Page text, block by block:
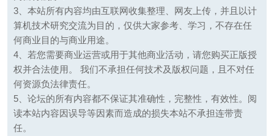
3、本站所有内容均由互联网收集整理、网友上传，并且以计
算机技术研究交流为目的，仅供大家参考、学习，不存在任
何商业目的与商业用途。
4、若您需要商业运营或用于其他商业活动，请您购买正版授
权并合法使用。 我们不承担任何技术及版权问题，且不对任
何资源负法律责任。
5、论坛的所有内容都不保证其准确性，完整性，有效性。阅
读本站内容因误导等因素而造成的损失本站不承担连带责
任。